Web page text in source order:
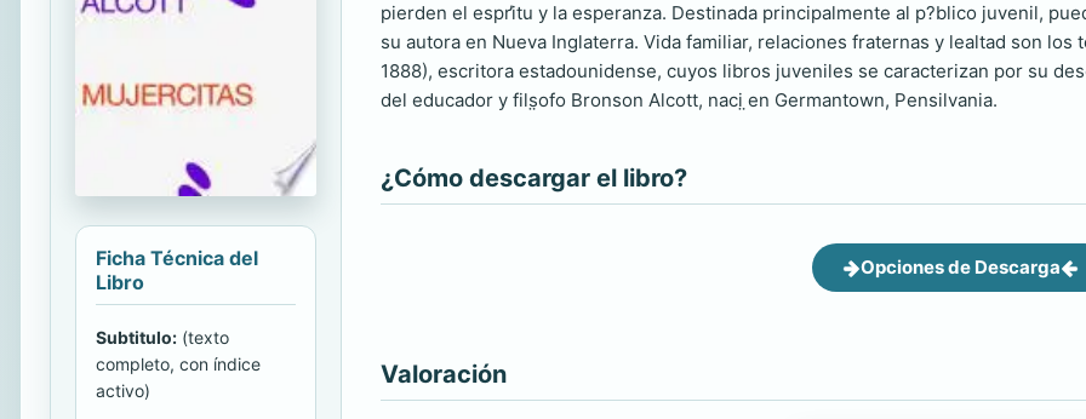
Ficha Técnica del
Libro
Subtitulo: (texto
completo, con índice
activo)
pierden el espr̕itu y la esperanza. Destinada principalmente al p?blico juvenil,
su autora en Nueva Inglaterra. Vida familiar, relaciones fraternas y lealtad son
1888), escritora estadounidense, cuyos libros juveniles se caracterizan por su
del educador y fils̤ofo Bronson Alcott, naci ̤en Germantown, Pensilvania.
¿Cómo descargar el libro?
Opciones de Descarga
Valoración